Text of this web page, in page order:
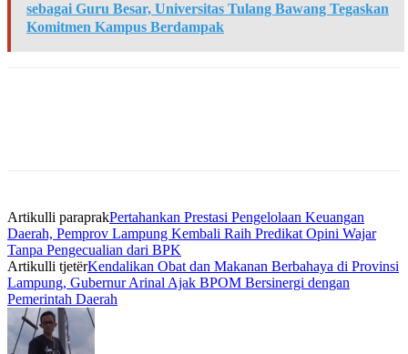
sebagai Guru Besar, Universitas Tulang Bawang Tegaskan
Komitmen Kampus Berdampak
Artikulli paraprakPertahankan Prestasi Pengelolaan Keuangan
Daerah, Pemprov Lampung Kembali Raih Predikat Opini Wajar
Tanpa Pengecualian dari BPK
Artikulli tjetërKendalikan Obat dan Makanan Berbahaya di Provinsi
Lampung, Gubernur Arinal Ajak BPOM Bersinergi dengan
Pemerintah Daerah